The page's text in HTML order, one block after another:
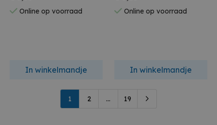
Online op voorraad
In winkelmandje
Online op voorraad
In winkelmandje
1 2 ... 19